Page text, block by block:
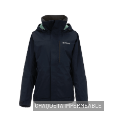
CHAQUETA IMPERMEABLE